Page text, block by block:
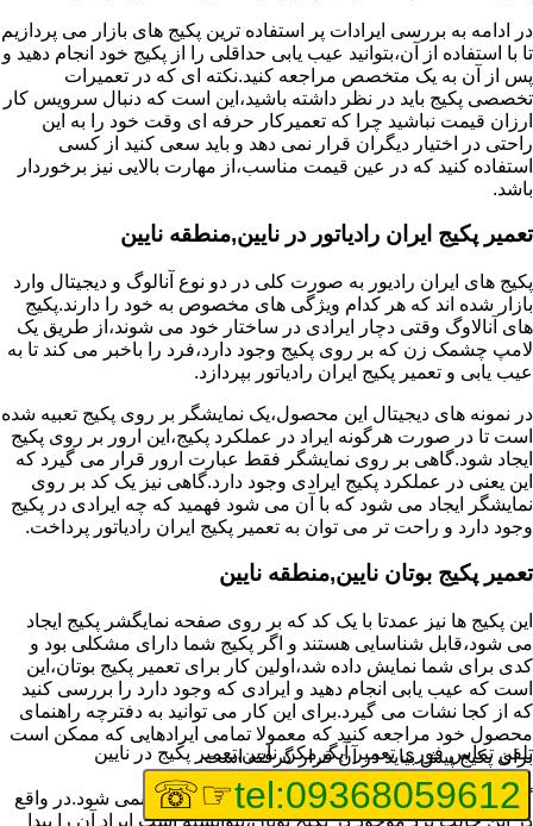
در ادامه به بررسی ایرادات پر استفاده ترین پکیج های بازار می پردازیم
تا با استفاده از آن،بتوانید عیب یابی حداقلی را از پکیج خود انجام دهید و
پس از آن به یک متخصص مراجعه کنید.نکته ای که در تعمیرات
تخصصی پکیج باید در نظر داشته باشید،این است که دنبال سرویس کار
ارزان قیمت نباشید چرا که تعمیرکار حرفه ای وقت خود را به این
راحتی در اختیار دیگران قرار نمی دهد و باید سعی کنید از کسی
استفاده کنید که در عین قیمت مناسب،از مهارت بالایی نیز برخوردار
باشد.
تعمیر پکیج ایران رادیاتور در نایین,منطقه نایین
پکیج های ایران رادیور به صورت کلی در دو نوع آنالوگ و دیجیتال وارد
بازار شده اند که هر کدام ویژگی های مخصوص به خود را دارند.پکیج
های آنالاوگ وقتی دچار ایرادی در ساختار خود می شوند،از طریق یک
لامپ چشمک زن که بر روی پکیج وجود دارد،فرد را باخبر می کند تا به
عیب یابی و تعمیر پکیج ایران رادیاتور بپردازد.
در نمونه های دیجیتال این محصول،یک نمایشگر بر روی پکیج تعبیه شده
است تا در صورت هرگونه ایراد در عملکرد پکیج،این ارور بر روی پکیج
ایجاد شود.گاهی بر روی نمایشگر فقط عبارت ارور قرار می گیرد که
این یعنی در عملکرد پکیج ایرادی وجود دارد.گاهی نیز یک کد بر روی
نمایشگر ایجاد می شود که با آن می شود فهمید که چه ایرادی در پکیج
وجود دارد و راحت تر می توان به تعمیر پکیج ایران رادیاتور پرداخت.
تعمیر پکیج بوتان نایین,منطقه نایین
این پکیج ها نیز عمدتا با یک کد که بر روی صفحه نمایگشر پکیج ایجاد
می شود،قابل شناسایی هستند و اگر پکیج شما دارای مشکلی بود و
کدی برای شما نمایش داده شد،اولین کار برای تعمیر پکیج بوتان،این
است که عیب یابی انجام دهید و ایرادی که وجود دارد را بررسی کنید
که از کجا نشات می گیرد.برای این کار می توانید به دفترچه راهنمای
محصول خود مراجعه کنید که معمولا تمامی ایرادهایی که ممکن است
برای پکیج پیش بیاید در آن قرار گرفته است.
گاهی نیز هنگام خرابی پکیج،هیچ اروری نمایش داده نمی شود.در واقع
در این حالت برد موجود در پکیج بوتان،نتوانسته است ایراد آن را پیدا
تلفن تماس فوریتعمیر آبگرمکن نایین,تعمیر پکیج در نایین
tel:09368059612
☞☏